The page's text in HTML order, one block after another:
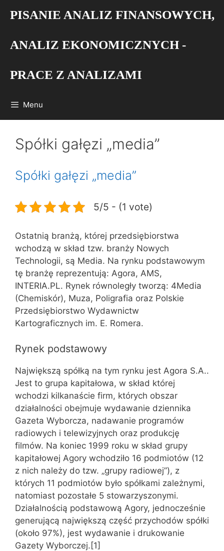
PISANIE ANALIZ FINANSOWYCH,
ANALIZ EKONOMICZNYCH -
PRACE Z ANALIZAMI
Menu
Spółki gałęzi „media”
Spółki gałęzi „media”
5/5 - (1 vote)
Ostatnią branżą, której przedsiębiorstwa
wchodzą w skład tzw. branży Nowych
Technologii, są Media. Na rynku podstawowym
tę branżę reprezentują: Agora, AMS,
INTERIA.PL. Rynek równoległy tworzą: 4Media
(Chemiskór), Muza, Poligrafia oraz Polskie
Przedsiębiorstwo Wydawnictw
Kartograficznych im. E. Romera.
Rynek podstawowy
Największą spółką na tym rynku jest Agora S.A..
Jest to grupa kapitałowa, w skład której
wchodzi kilkanaście firm, których obszar
działalności obejmuje wydawanie dziennika
Gazeta Wyborcza, nadawanie programów
radiowych i telewizyjnych oraz produkcję
filmów. Na koniec 1999 roku w skład grupy
kapitałowej Agory wchodziło 16 podmiotów (12
z nich należy do tzw. „grupy radiowej”), z
których 11 podmiotów było spółkami zależnymi,
natomiast pozostałe 5 stowarzyszonymi.
Działalnością podstawową Agory, jednocześnie
generującą największą część przychodów spółki
(około 97%), jest wydawanie i drukowanie
Gazety Wyborczej.[1]